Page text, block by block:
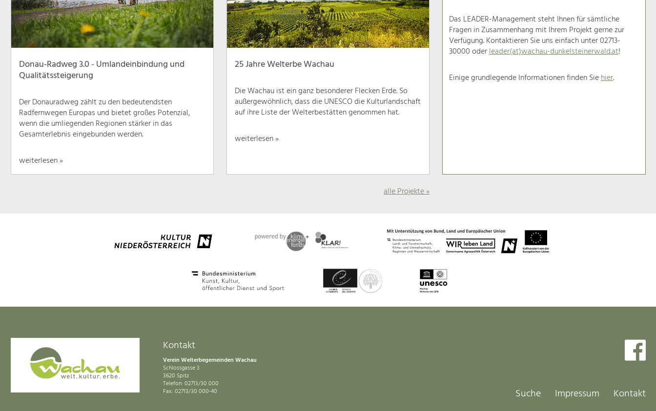
Kunst & Kultur
Handwerk, Wissenschaft und Forschung.
Soziales, Bildung &
Wirtschaft
Donau-Radweg 3.0 - Umlandeinbindung und
Qualitätssteigerung
Der Donauradweg zählt zu den bedeutendsten
Radfernwegen Europas und bietet großes Potenzial,
wenn die umliegenden Regionen stärker in das
Gesamterlebnis eingebunden werden.
weiterlesen »
25 Jahre Welterbe Wachau
Die Wachau ist ein ganz besonderer Flecken Erde. So
außergewöhnlich, dass die UNESCO die Kulturlandschaft
auf ihre Liste der Welterbestätten genommen hat.
weiterlesen »
Das LEADER-Management steht Ihnen für sämtliche
Fragen in Zusammenhang mit Ihrem Projekt gerne zur
Verfügung. Kontaktieren Sie uns einfach unter 02713-
30000 oderleader(at)wachau-dunkelsteinerwald.at!
Einige grundlegende Informationen finden Siehier.
alle Projekte »
Kontakt
Verein Welterbegemeinden Wachau
Schlossgasse 3
3620 Spitz
Telefon: 02713/30 000
Fax: 02713/30 000-40
Suche Impressum Kontakt